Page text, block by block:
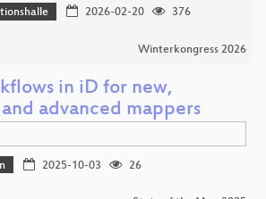
2026-02-20
376
Winterkongress 2026
in iD for new,
advanced mappers
2025-10-03
26